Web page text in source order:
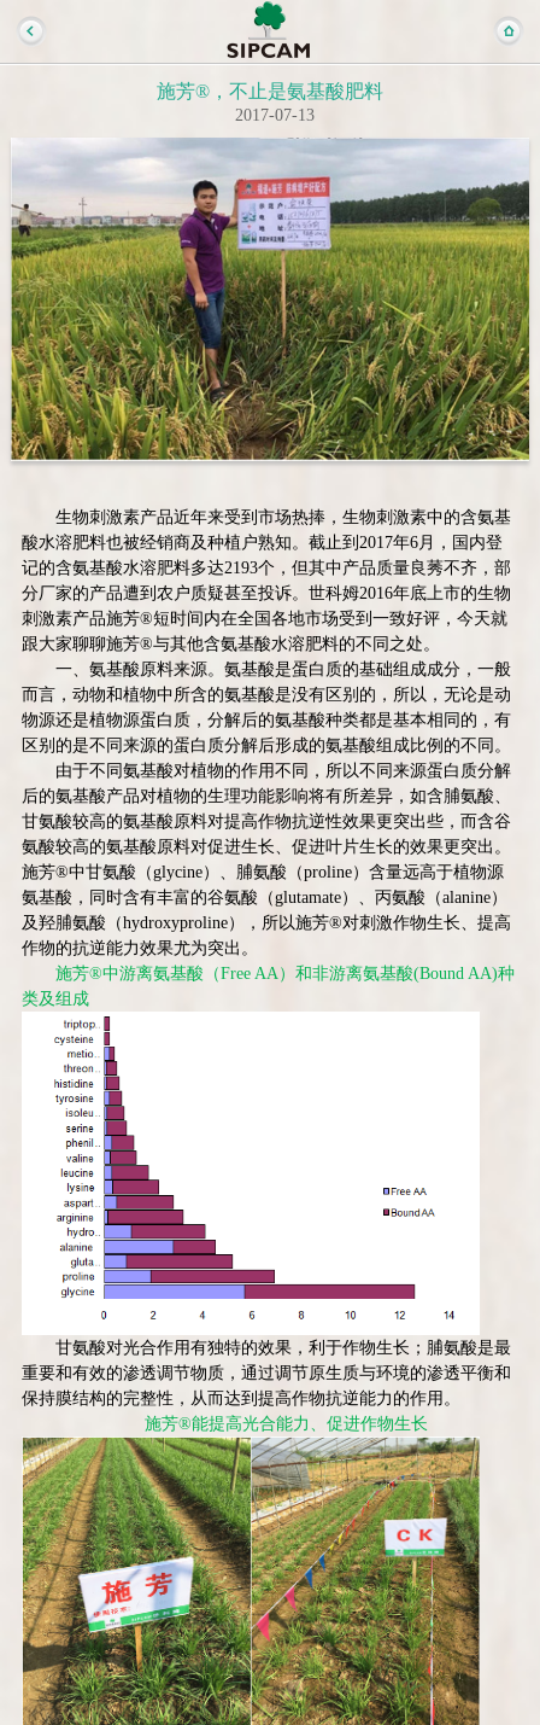
施芳®，不止是氨基酸肥料
2017-07-13
生物刺激素产品近年来受到市场热捧，生物刺激素中的含氨基
酸水溶肥料也被经销商及种植户熟知。截止到 2017年6月，国内登
记的含氨基酸水溶肥料多达2193个，但其中产品质量良莠不齐，部
分厂家的产品遭到农户质疑甚至投诉。世科姆2016年底上市的生物
刺激素产品施芳®短时间内在全国各地市场受到一致好评，今天就
跟大家聊聊施芳®与其他含氨基酸水溶肥料的不同之处。
一、氨基酸原料来源。氨基酸是蛋白质的基础组成成分，一般
而言，动物和植物中所含的氨基酸是没有区别的，所以，无论是动
物源还是植物源蛋白质，分解后的氨基酸种类都是基本相同的，有
区别的是不同来源的蛋白质分解后形成的氨基酸组成比例的不同。
由于不同氨基酸对植物的作用不同，所以不同来源蛋白质分解
后的氨基酸产品对植物的生理功能影响将有所差异，如含脯氨酸、
甘氨酸较高的氨基酸原料对提高作物抗逆性效果更突出些，而含谷
氨酸较高的氨基酸原料对促进生长、促进叶片生长的效果更突出。
施芳®中甘氨酸（glycine）、脯氨酸（proline）含量远高于植物源
氨基酸，同时含有丰富的谷氨酸（glutamate）、丙氨酸（alanine）
及羟脯氨酸（hydroxyproline），所以施芳®对刺激作物生长、提高
作物的抗逆能力效果尤为突出。
施芳®中游离氨基酸（Free AA ）和非游离氨基酸(Bound AA)种
类及组成
甘氨酸对光合作用有独特的效果，利于作物生长；脯氨酸是最
重要和有效的渗透调节物质，通过调节原生质与环境的渗透平衡和
保持膜结构的完整性，从而达到提高作物抗逆能力的作用。
施芳®能提高光合能力、促进作物生长